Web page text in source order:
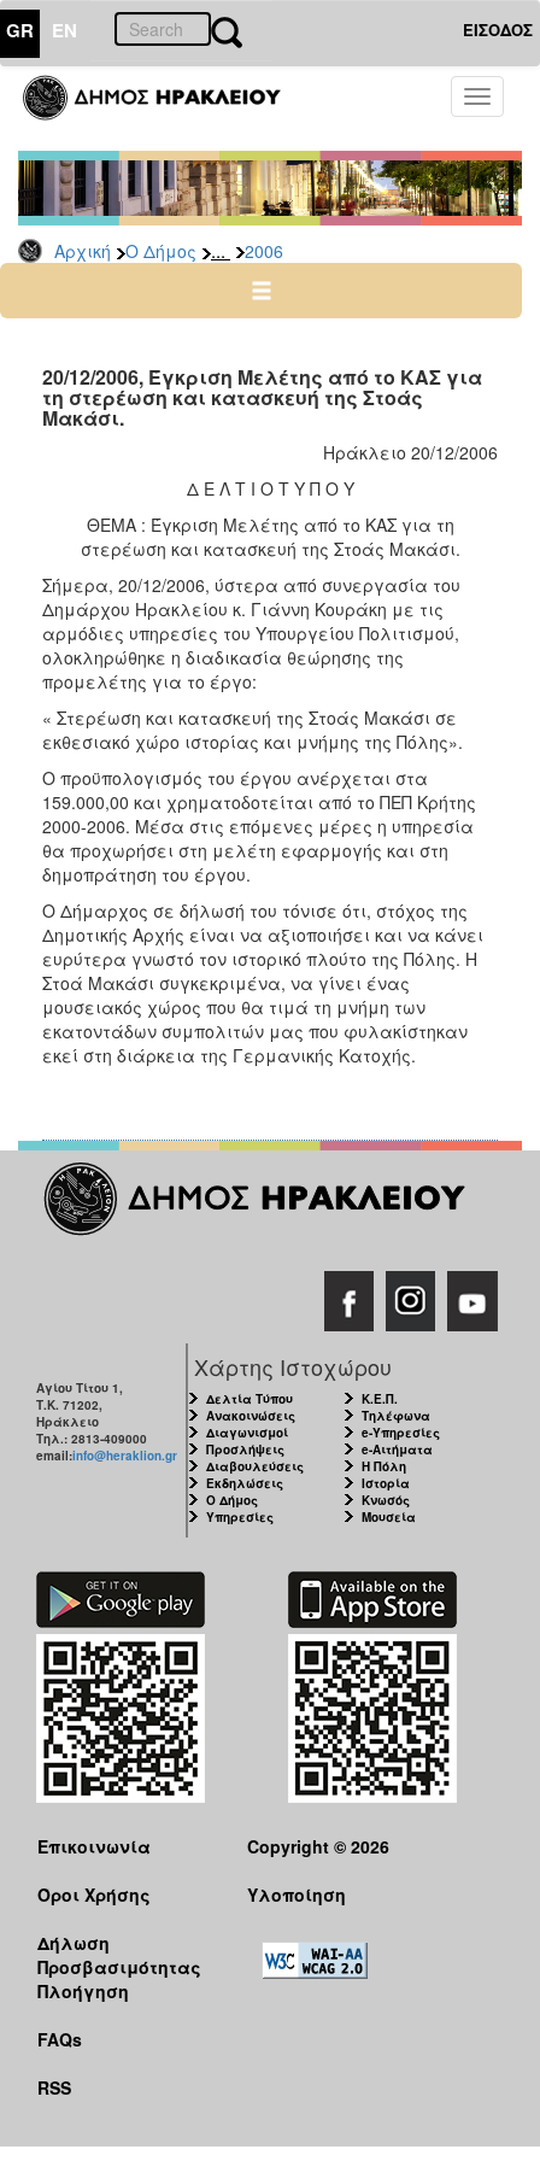
GR EN ΕΙΣΟΔΟΣ
Toggle
Αρχική Ο Δήμος ... 2006
ΔΗΜΟΣ
Δελτία
Τύπου
Αρχείο
2026
2024
2022
2018
2017
2016
2015
2013
2012
2010
2006
ΤΟΠΟΣ
ΠΟΛΙΤΙΣΜΟΣ
20/12/2006, Έγκριση Μελέτης από το ΚΑΣ για
τη στερέωση και κατασκευή της Στοάς
Μακάσι.
Ηράκλειο 20/12/2006
Δ Ε Λ Τ Ι Ο Τ Υ Π Ο Υ
ΘΕΜΑ : Έγκριση Μελέτης από το ΚΑΣ για τη
στερέωση και κατασκευή της Στοάς Μακάσι.
Σήμερα, 20/12/2006, ύστερα από συνεργασία του
Δημάρχου Ηρακλείου κ. Γιάννη Κουράκη με τις
αρμόδιες υπηρεσίες του Υπουργείου Πολιτισμού,
ολοκληρώθηκε η διαδικασία θεώρησης της
προμελέτης για το έργο:
« Στερέωση και κατασκευή της Στοάς Μακάσι σε
εκθεσιακό χώρο ιστορίας και μνήμης της Πόλης».
Ο προϋπολογισμός του έργου ανέρχεται στα
159.000,00 και χρηματοδοτείται από το ΠΕΠ Κρήτης
2000-2006. Μέσα στις επόμενες μέρες η υπηρεσία
θα προχωρήσει στη μελέτη εφαρμογής και στη
δημοπράτηση του έργου.
Ο Δήμαρχος σε δήλωσή του τόνισε ότι, στόχος της
Δημοτικής Αρχής είναι να αξιοποιήσει και να κάνει
ευρύτερα γνωστό τον ιστορικό πλούτο της Πόλης. Η
Στοά Μακάσι συγκεκριμένα, να γίνει ένας
μουσειακός χώρος που θα τιμά τη μνήμη των
εκατοντάδων συμπολιτών μας που φυλακίστηκαν
εκεί στη διάρκεια της Γερμανικής Κατοχής.
Αγίου Τίτου 1,
Τ.Κ. 71202,
Ηράκλειο
Τηλ.: 2813-409000
email:info@heraklion.gr
Χάρτης Ιστοχώρου
Δελτία Τύπου
Ανακοινώσεις
Διαγωνισμοί
Προσλήψεις
Διαβουλεύσεις
Εκδηλώσεις
Ο Δήμος
Υπηρεσίες
Κ.Ε.Π.
Τηλέφωνα
e-Υπηρεσίες
e-Αιτήματα
Η Πόλη
Ιστορία
Κνωσός
Μουσεία
Επικοινωνία
Όροι Χρήσης
Δήλωση
Προσβασιμότητας
Πλοήγηση
FAQs
RSS
Copyright © 2026
Υλοποίηση